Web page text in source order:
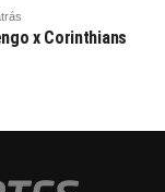
x Corinthians